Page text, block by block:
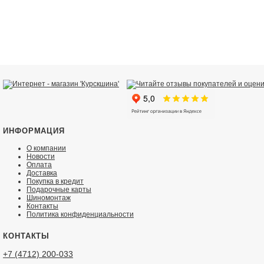
ИНФОРМАЦИЯ
О компании
Новости
Оплата
Доставка
Покупка в кредит
Подарочные карты
Шиномонтаж
Контакты
Политика конфиденциальности
КОНТАКТЫ
+7 (4712) 200-033